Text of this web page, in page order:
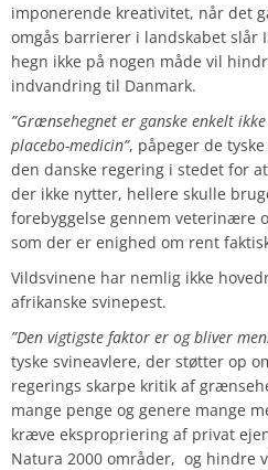
imponerende kreativitet, når det
omgås barrierer i landskabet slår
hegn ikke på nogen måde vil
indvandring til Danmark.
”Grænsehegnet er ganske enkelt
placebo-medicin”, påpeger de
den danske regering i stedet for
der ikke nytter, hellere skulle
forebyggelse gennem veterinære
som der er enighed om rent
Vildsvinene har nemlig ikke
afrikanske svinepest.
”Den vigtigste faktor er og bliver
tyske svineavlere, der støtter op
regerings skarpe kritik af
mange penge og genere mange
kræve ekspropriering af privat
Natura 2000 områder, og hindre